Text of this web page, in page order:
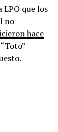
que los
no
hace